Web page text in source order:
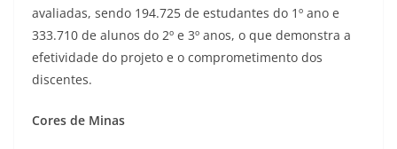
avaliadas, sendo 194.725 de estudantes do 1º ano e
333.710 de alunos do 2º e 3º anos, o que demonstra a
efetividade do projeto e o comprometimento dos
discentes.
Cores de Minas